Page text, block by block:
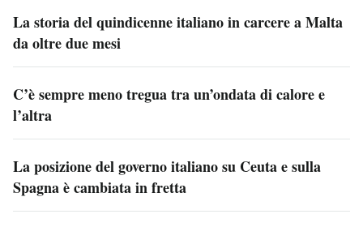
La storia del quindicenne italiano in carcere a Malta
da oltre due mesi
C’è sempre meno tregua tra un’ondata di calore e
l’altra
La posizione del governo italiano su Ceuta e sulla
Spagna è cambiata in fretta